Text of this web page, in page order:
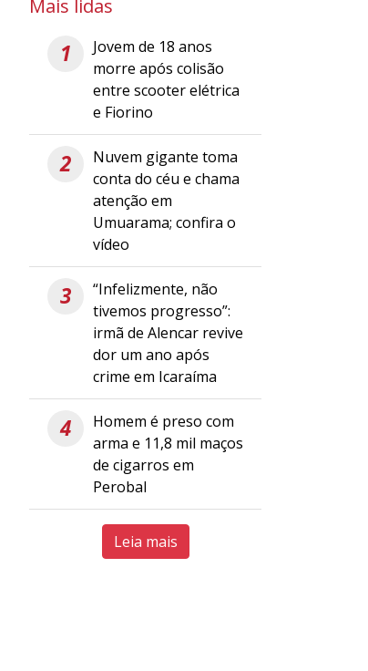
Mais lidas
1
Jovem de 18 anos
morre após colisão
entre scooter elétrica
e Fiorino
2
Nuvem gigante toma
conta do céu e chama
atenção em
Umuarama; confira o
vídeo
3
“Infelizmente, não
tivemos progresso”:
irmã de Alencar revive
dor um ano após
crime em Icaraíma
4
Homem é preso com
arma e 11,8 mil maços
de cigarros em
Perobal
Leia mais